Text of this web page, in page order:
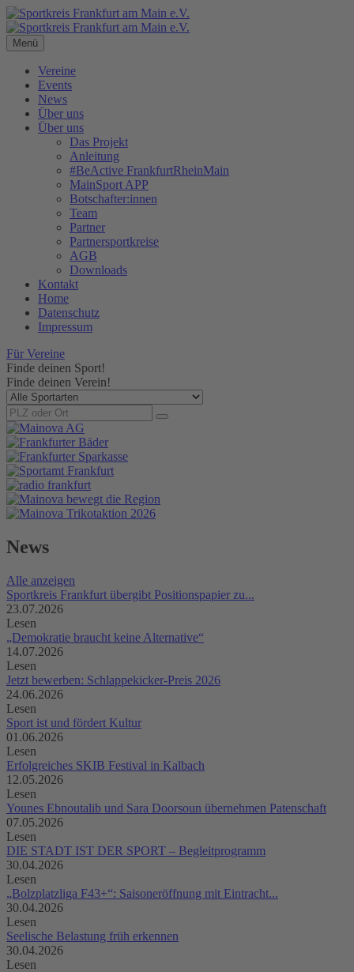
Menü
Vereine
Events
News
Über uns
Über uns
Das Projekt
Anleitung
#BeActive FrankfurtRheinMain
MainSport APP
Botschafter:innen
Team
Partner
Partnersportkreise
AGB
Downloads
Kontakt
Home
Datenschutz
Impressum
Für Vereine
Finde deinen Sport!
Finde deinen Verein!
News
Alle anzeigen
Sportkreis Frankfurt übergibt Positionspapier zu...
23.07.2026
Lesen
„Demokratie braucht keine Alternative“
14.07.2026
Lesen
Jetzt bewerben: Schlappekicker-Preis 2026
24.06.2026
Lesen
Sport ist und fördert Kultur
01.06.2026
Lesen
Erfolgreiches SKIB Festival in Kalbach
12.05.2026
Lesen
Younes Ebnoutalib und Sara Doorsoun übernehmen Patenschaft
07.05.2026
Lesen
DIE STADT IST DER SPORT – Begleitprogramm
30.04.2026
Lesen
„Bolzplatzliga F43+“: Saisoneröffnung mit Eintracht...
30.04.2026
Lesen
Seelische Belastung früh erkennen
30.04.2026
Lesen